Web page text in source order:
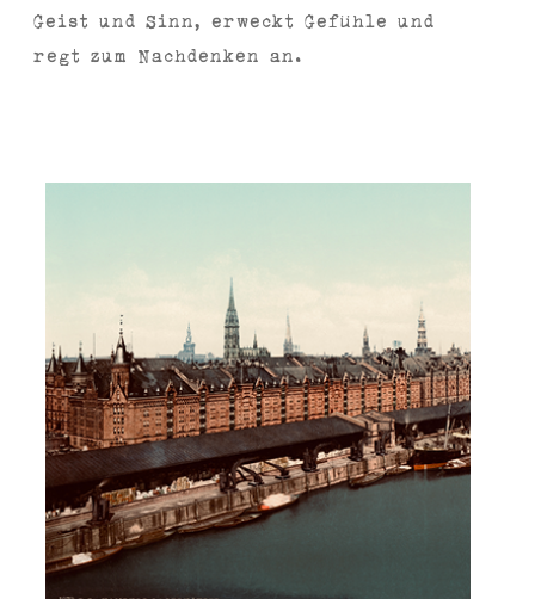
Geist und Sinn, erweckt Gefühle und
regt zum Nachdenken an.